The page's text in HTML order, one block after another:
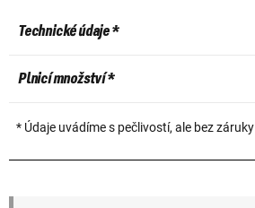
Technické údaje *
Plnicí množství *
* Údaje uvádíme s pečlivostí, ale bez záruky